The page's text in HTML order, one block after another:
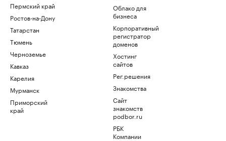
Пермский край
Ростов-на-Дону
Татарстан
Тюмень
Черноземье
Кавказ
Карелия
Мурманск
Приморский
край
Облако для
бизнеса
Корпоративный
регистратор
доменов
Хостинг
сайтов
Рег.решения
Знакомства
Сайт
знакомств
podbor.ru
РБК
Компании